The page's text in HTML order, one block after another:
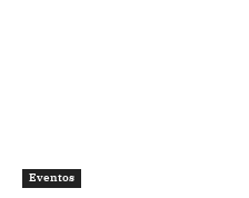
Eventos